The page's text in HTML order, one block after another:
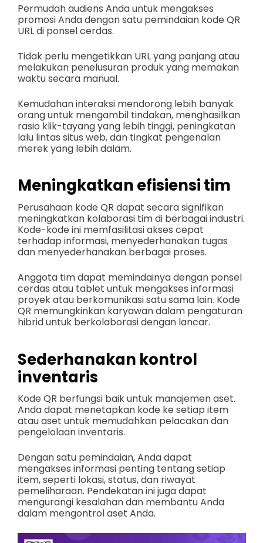
Permudah audiens Anda untuk mengakses
promosi Anda dengan satu pemindaian kode QR
URL di ponsel cerdas.
Tidak perlu mengetikkan URL yang panjang atau
melakukan penelusuran produk yang memakan
waktu secara manual.
Kemudahan interaksi mendorong lebih banyak
orang untuk mengambil tindakan, menghasilkan
rasio klik-tayang yang lebih tinggi, peningkatan
lalu lintas situs web, dan tingkat pengenalan
merek yang lebih dalam.
Meningkatkan efisiensi tim
Perusahaan kode QR dapat secara signifikan
meningkatkan kolaborasi tim di berbagai industri.
Kode-kode ini memfasilitasi akses cepat
terhadap informasi, menyederhanakan tugas
dan menyederhanakan berbagai proses.
Anggota tim dapat memindainya dengan ponsel
cerdas atau tablet untuk mengakses informasi
proyek atau berkomunikasi satu sama lain. Kode
QR memungkinkan karyawan dalam pengaturan
hibrid untuk berkolaborasi dengan lancar.
Sederhanakan kontrol
inventaris
Kode QR berfungsi baik untuk manajemen aset.
Anda dapat menetapkan kode ke setiap item
atau aset untuk memudahkan pelacakan dan
pengelolaan inventaris.
Dengan satu pemindaian, Anda dapat
mengakses informasi penting tentang setiap
item, seperti lokasi, status, dan riwayat
pemeliharaan. Pendekatan ini juga dapat
mengurangi kesalahan dan membantu Anda
dalam mengontrol aset Anda.